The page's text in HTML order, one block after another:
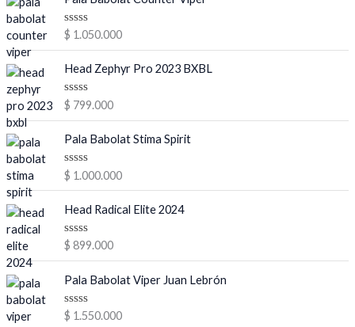
V
a
o
a
d
o
e
n
0
d
e
5
$ 1.050.000
Head Zephyr Pro 2023 BXBL
V
a
o
a
d
o
e
n
0
d
e
5
$ 799.000
Pala Babolat Stima Spirit
V
a
o
a
d
o
e
n
0
d
e
5
$ 1.000.000
Head Radical Elite 2024
V
o
a
d
o
$ 899.000
Pala Babolat Viper Juan Lebrón
V
$ 1.550.000